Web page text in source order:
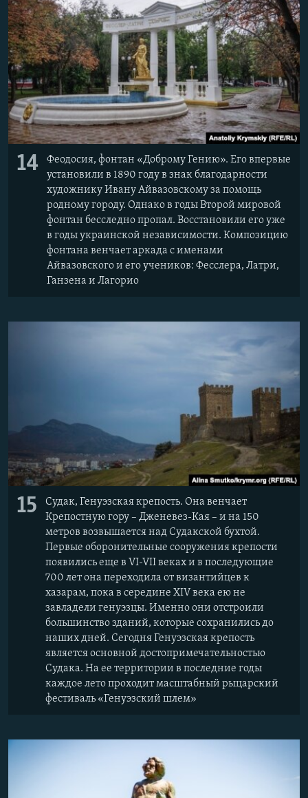
14
Феодосия, фонтан «Доброму Гению». Его впервые
установили в 1890 году в знак благодарности
художнику Ивану Айвазовскому за помощь
родному городу. Однако в годы Второй мировой
фонтан бесследно пропал. Восстановили его уже
в годы украинской независимости. Композицию
фонтана венчает аркада с именами
Айвазовского и его учеников: Фесслера, Латри,
Ганзена и Лагорио
15
Судак, Генуэзская крепость. Она венчает
Крепостную гору – Дженевез-Кая – и на 150
метров возвышается над Судакской бухтой.
Первые оборонительные сооружения крепости
появились еще в VI-VII веках и в последующие
700 лет она переходила от византийцев к
хазарам, пока в середине XIV века ею не
завладели генуэзцы. Именно они отстроили
большинство зданий, которые сохранились до
наших дней. Сегодня Генуэзская крепость
является основной достопримечательностью
Судака. На ее территории в последние годы
каждое лето проходит масштабный рыцарский
фестиваль «Генуэзский шлем»